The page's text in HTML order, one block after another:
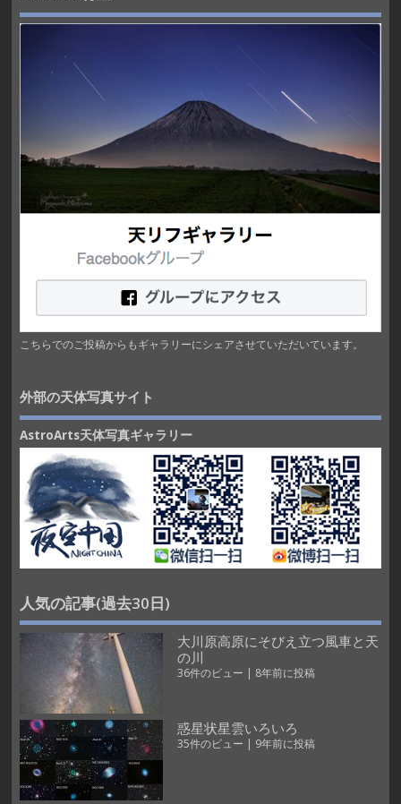
こちらでのご投稿からもギャラリーにシェアさせていただいています。
外部の天体写真サイト
AstroArts天体写真ギャラリー
人気の記事(過去30日)
大川原高原にそびえ立つ風車と天
の川
36件のビュー | 8年前に投稿
惑星状星雲いろいろ
35件のビュー | 9年前に投稿